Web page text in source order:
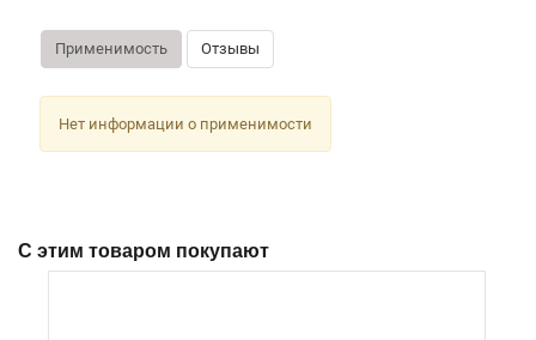
Применимость Отзывы
Нет информации о применимости
С этим товаром покупают